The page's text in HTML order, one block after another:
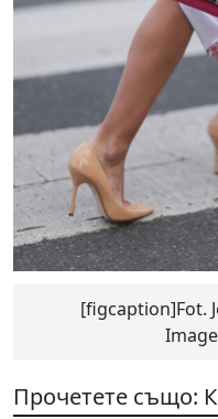
[figcaption]Fot.
Прочетете също: